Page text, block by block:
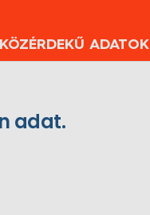
KÖZÉRDEKŰ ADATOK
adat.